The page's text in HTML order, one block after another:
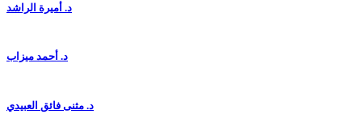
د. أميرة الراشد
د. أحمد ميزاب
د. مثنى فائق العبيدي